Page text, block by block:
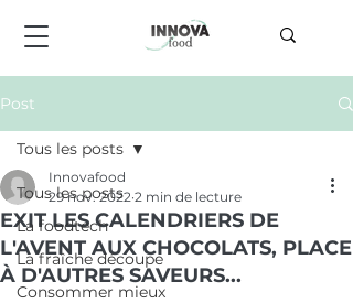
Post
Tous les posts
La foodtech
La fraîche découpe
Consommer mieux
Tous les posts
EXIT LES CALENDRIERS DE
L'AVENT AUX CHOCOLATS, PLACE
À D'AUTRES SAVEURS...
Innovafood
29 nov. 2022 2 min de lecture